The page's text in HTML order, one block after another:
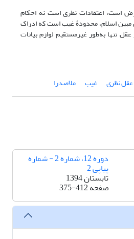
است، اعتقادات نظری است نه احکام
مبین اسلام، محدودۀ غیب است که ادراک
تنها به‌طور غیرمستقیم لوازم بیانات
عقل نظری غیب ملاصدرا
دوره 12، شماره 2 - شماره
پیاپی 2
تابستان 1394
صفحه375-412